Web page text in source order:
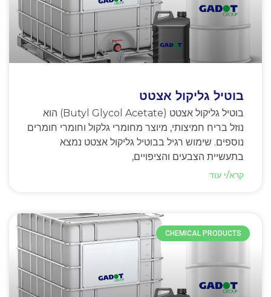
בוטיל גליקול אצטט
בוטיל גליקול אצטט (Butyl Glycol Acetate) הוא
נוזל בריח חמיצותי, מיוצר מחומרי גלקול וחומרי חומרים
נוספים. שימוש רגיל בבוטיל גליקול אצטט נמצא
בתעשיית הצבעים והציפויים,
קרא/י עוד
CHEMICAL PRODUCTS